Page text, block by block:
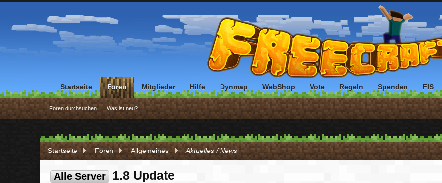
Startseite Foren Allgemeines Aktuelles / News
Alle Server 1.8 Update
Startseite Foren
Foren durchsuchen Was ist neu?
Mitglieder Hilfe Dynmap WebShop Vote Regeln Spenden FIS